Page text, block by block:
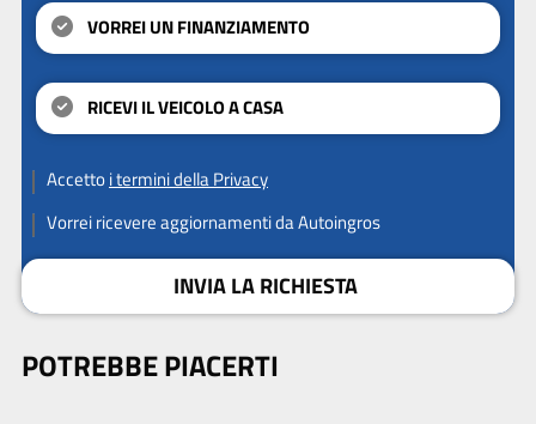
VORREI UN FINANZIAMENTO
RICEVI IL VEICOLO A CASA
Accettoi termini della Privacy
Vorrei ricevere aggiornamenti da Autoingros
INVIA LA RICHIESTA
POTREBBE PIACERTI